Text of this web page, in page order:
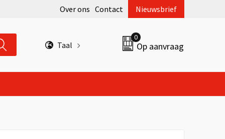
Over ons Contact Nieuwsbrief
Taal
0
Op aanvraag